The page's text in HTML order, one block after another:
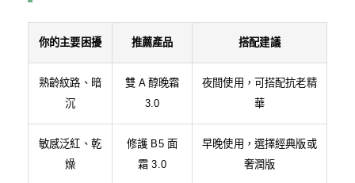
你的主要困擾 推薦產品 搭配建議
熟齡紋路、暗
沉
雙 A 醇晚霜
3.0
夜間使用，可搭配抗老精
華
敏感泛紅、乾
燥
修護 B5 面
霜 3.0
早晚使用，選擇經典版或
奢潤版